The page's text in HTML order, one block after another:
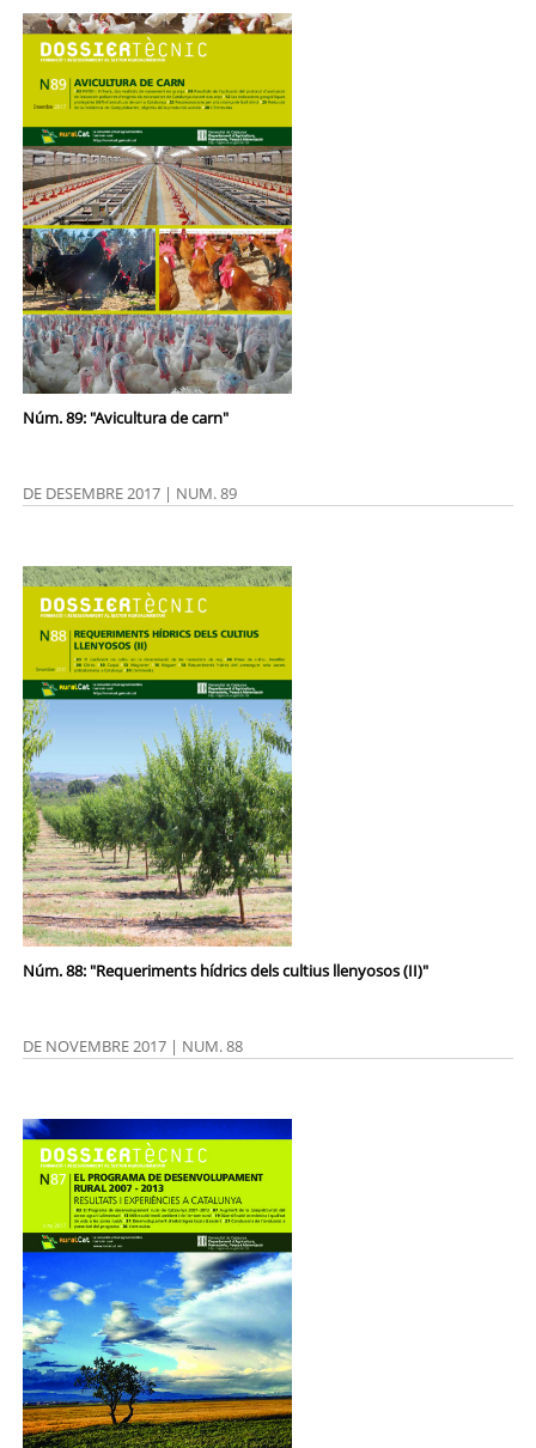
Núm. 89: "Avicultura de carn"
DE DESEMBRE 2017 | NUM. 89
Núm. 88: "Requeriments hídrics dels cultius llenyosos (II)"
DE NOVEMBRE 2017 | NUM. 88